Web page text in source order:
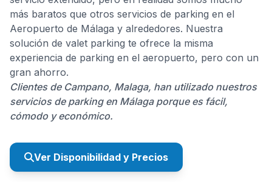
más baratos que otros servicios de parking en el
Aeropuerto de Málaga y alrededores. Nuestra
solución de valet parking te ofrece la misma
experiencia de parking en el aeropuerto, pero con un
gran ahorro.
Clientes de Campano, Malaga, han utilizado nuestros
servicios de parking en Málaga porque es fácil,
cómodo y económico.
Ver Disponibilidad y Precios